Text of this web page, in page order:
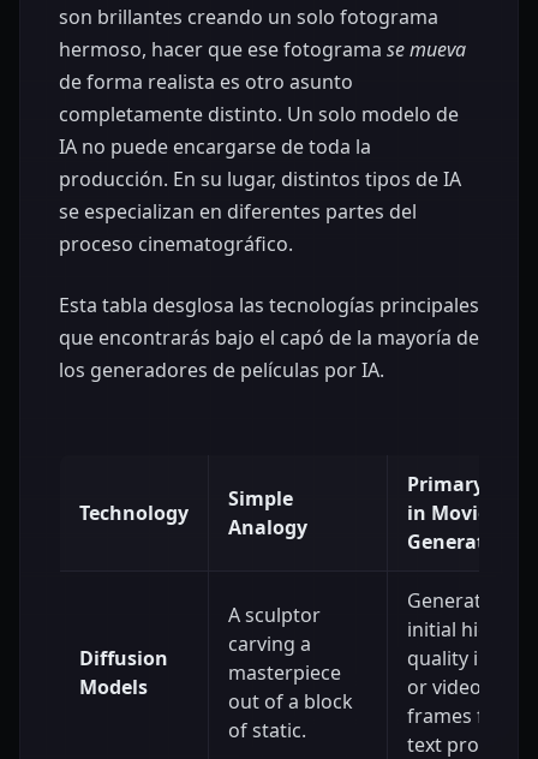
son brillantes creando un solo fotograma
hermoso, hacer que ese fotograma se mueva
de forma realista es otro asunto
completamente distinto. Un solo modelo de
IA no puede encargarse de toda la
producción. En su lugar, distintos tipos de IA
se especializan en diferentes partes del
proceso cinematográfico.
Esta tabla desglosa las tecnologías principales
que encontrarás bajo el capó de la mayoría de
los generadores de películas por IA.
Technology
Simple
Analogy
Primary Role
in Movie
Generation
Diffusion
Models
A sculptor
carving a
masterpiece
out of a block
of static.
Generates the
initial high-
quality images
or video
frames from
text prompts.